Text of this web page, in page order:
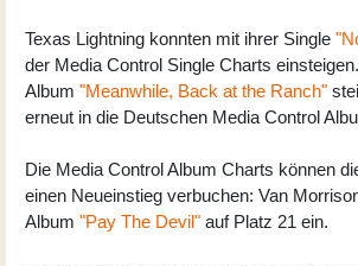
Texas Lightning konnten mit ihrer Single
der Media Control Single Charts
Album "Meanwhile, Back at the Ranch"
erneut in die Deutschen Media Control
Die Media Control Album Charts können
einen Neueinstieg verbuchen: Van
Album "Pay The Devil" auf Platz 21 ein.